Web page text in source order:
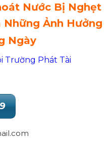
Nước Bị Nghẹt
Những Ảnh Hưởng
Ngày
Trường Phát Tài